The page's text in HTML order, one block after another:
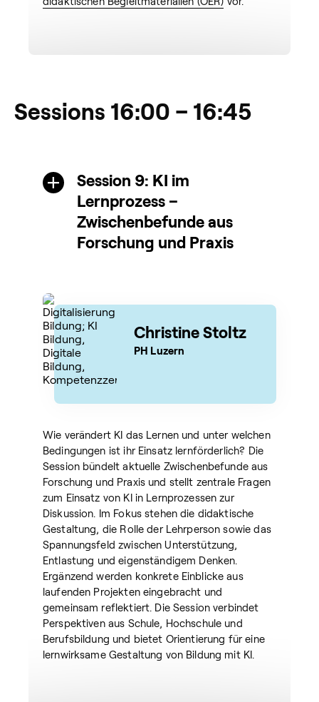
Sessions 16:00 – 16:45
Session 9: KI im
Lernprozess –
Zwischenbefunde aus
Forschung und Praxis
Wie verändert KI das Lernen und unter welchen
Bedingungen ist ihr Einsatz lernförderlich? Die
Session bündelt aktuelle Zwischenbefunde aus
Forschung und Praxis und stellt zentrale Fragen
zum Einsatz von KI in Lernprozessen zur
Diskussion. Im Fokus stehen die didaktische
Gestaltung, die Rolle der Lehrperson sowie das
Spannungsfeld zwischen Unterstützung,
Entlastung und eigenständigem Denken.
Ergänzend werden konkrete Einblicke aus
laufenden Projekten eingebracht und
gemeinsam reflektiert. Die Session verbindet
Perspektiven aus Schule, Hochschule und
Berufsbildung und bietet Orientierung für eine
lernwirksame Gestaltung von Bildung mit KI.
Christine Stoltz
PH Luzern